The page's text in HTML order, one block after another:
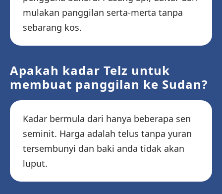
mulakan panggilan serta-merta tanpa
sebarang kos.
Apakah kadar Telz untuk
membuat panggilan ke Sudan?
Kadar bermula dari hanya beberapa sen
seminit. Harga adalah telus tanpa yuran
tersembunyi dan baki anda tidak akan
luput.